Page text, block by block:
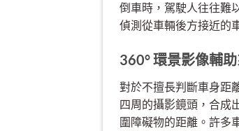
倒車時，駕駛人往往難
偵測從車輛後方接近的
360° 環景影像輔
對於不擅長判斷車身距
四周的攝影鏡頭，合成
圍障礙物的距離。許多